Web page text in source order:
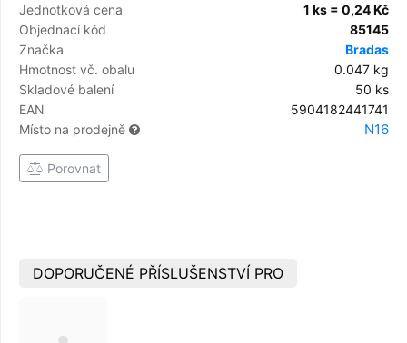
Jednotková cena
1 ks = 0,24 Kč
Objednací kód
85145
Značka
Bradas
Hmotnost vč. obalu
0.047 kg
Skladové balení
50 ks
EAN
5904182441741
Místo na prodejně
N16
Porovnat
DOPORUČENÉ PŘÍSLUŠENSTVÍ PRO